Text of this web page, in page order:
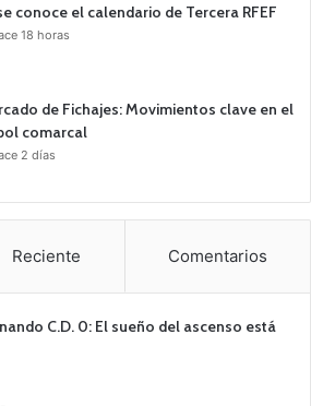
conoce el calendario de Tercera RFEF
18 horas
de Fichajes: Movimientos clave en el
comarcal
2 días
Reciente Comentarios
C.D. 0: El sueño del ascenso está